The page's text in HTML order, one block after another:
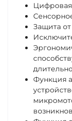
Защита
Функция